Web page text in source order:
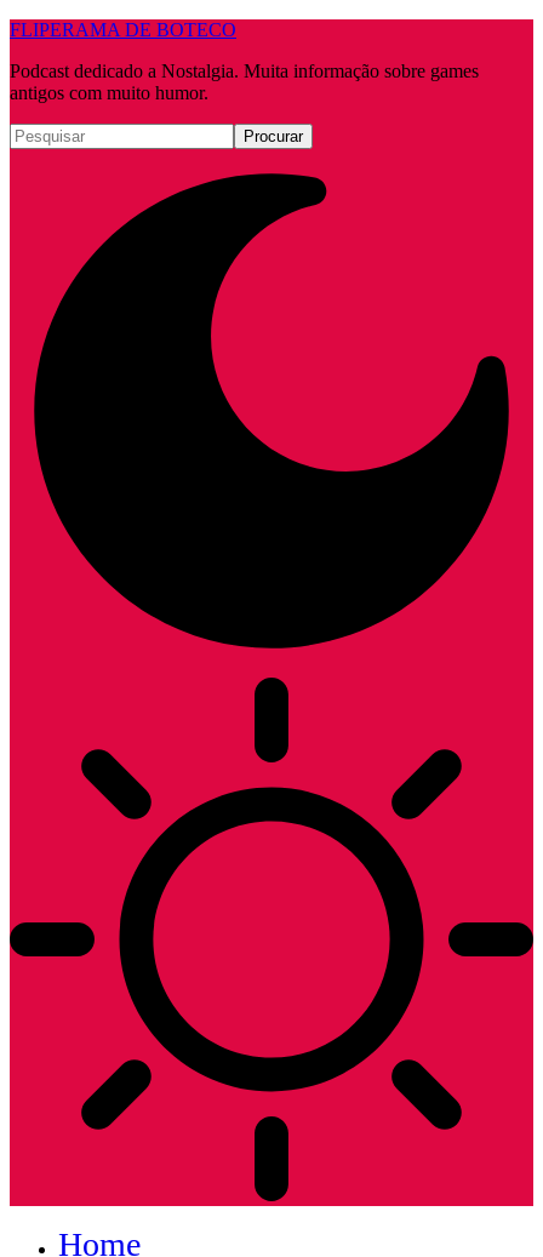
FLIPERAMA DE BOTECO
Podcast dedicado a Nostalgia. Muita informação sobre games
antigos com muito humor.
Home